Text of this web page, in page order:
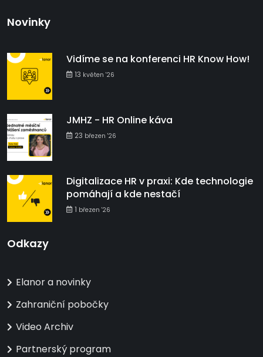
Novinky
Vidíme se na konferenci HR Know How!
13 květen '26
JMHZ - HR Online káva
23 březen '26
Digitalizace HR v praxi: Kde technologie
pomáhají a kde nestačí
1 březen '26
Odkazy
Elanor a novinky
Zahraniční pobočky
Video Archiv
Partnerský program